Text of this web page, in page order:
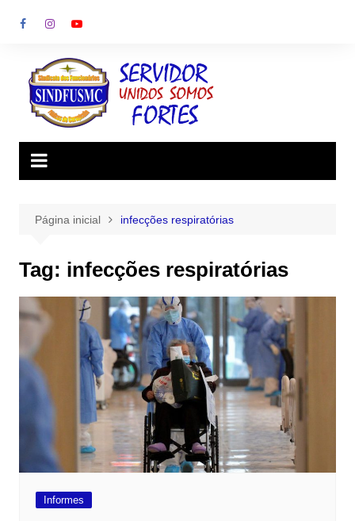
para
conteúdo
Página inicial infecções respiratórias
Tag: infecções respiratórias
Informes